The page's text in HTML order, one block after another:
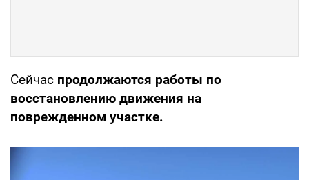
Сейчас продолжаются работы по
восстановлению движения на
поврежденном участке.